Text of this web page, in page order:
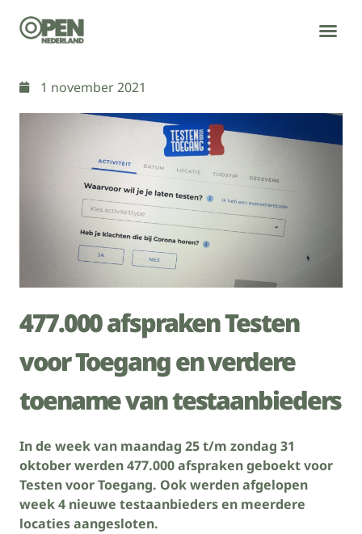
1 november 2021
477.000 afspraken Testen
voor Toegang en verdere
toename van testaanbieders
In de week van maandag 25 t/m zondag 31
oktober werden 477.000 afspraken geboekt voor
Testen voor Toegang. Ook werden afgelopen
week 4 nieuwe testaanbieders en meerdere
locaties aangesloten.